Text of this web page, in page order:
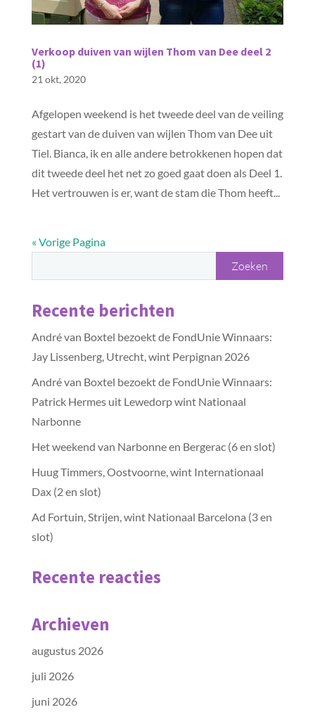
Verkoop duiven van wijlen Thom van Dee deel 2
(1)
21 okt, 2020
Afgelopen weekend is het tweede deel van de veiling
gestart van de duiven van wijlen Thom van Dee uit
Tiel. Bianca, ik en alle andere betrokkenen hopen dat
dit tweede deel het net zo goed gaat doen als Deel 1.
Het vertrouwen is er, want de stam die Thom heeft...
« Vorige Pagina
Recente berichten
André van Boxtel bezoekt de FondUnie Winnaars:
Jay Lissenberg, Utrecht, wint Perpignan 2026
André van Boxtel bezoekt de FondUnie Winnaars:
Patrick Hermes uit Lewedorp wint Nationaal
Narbonne
Het weekend van Narbonne en Bergerac (6 en slot)
Huug Timmers, Oostvoorne, wint Internationaal
Dax (2 en slot)
Ad Fortuin, Strijen, wint Nationaal Barcelona (3 en
slot)
Recente reacties
Archieven
augustus 2026
juli 2026
juni 2026